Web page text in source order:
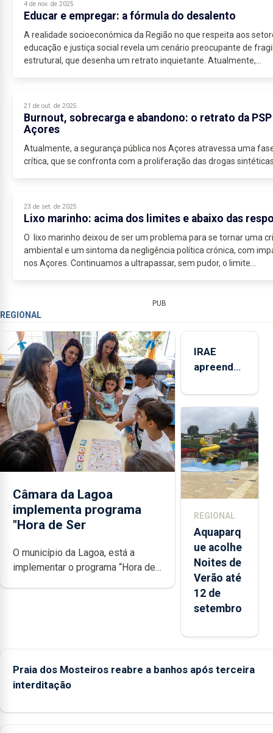
4 de nov. de 2025
Educar e empregar: a fórmula do desalento
A realidade socioeconómica da Região no que respeita aos
educação e justiça social revela um cenário preocupante de
estrutural, que desenha um retrato inquietante. Atualmente,...
21 de out. de 2025
Burnout, sobrecarga e abandono: o retrato da
Açores
Atualmente, a segurança pública nos Açores atravessa uma
crítica, que se confronta com a proliferação das drogas
23 de set. de 2025
Lixo marinho: acima dos limites e abaixo das
O lixo marinho deixou de ser um problema para se tornar uma
ambiental e um sintoma da negligência política crónica, com
nos Açores. Continuamos a ultrapassar, sem pudor, o limite...
PUB
REGIONAL
Câmara da Lagoa
implementa programa
"Hora de Ser
O município da Lagoa, está a
implementar o programa “Hora de
IRAE
apreendeu
toneladas
de
alimentos
entre
2021 e
2025 nos
Açores
REGIONAL
Aquaparq
ue acolhe
Noites de
Verão até
12 de
setembro
Praia dos Mosteiros reabre a banhos após terceira
interditação